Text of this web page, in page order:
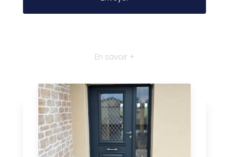
En savoir +